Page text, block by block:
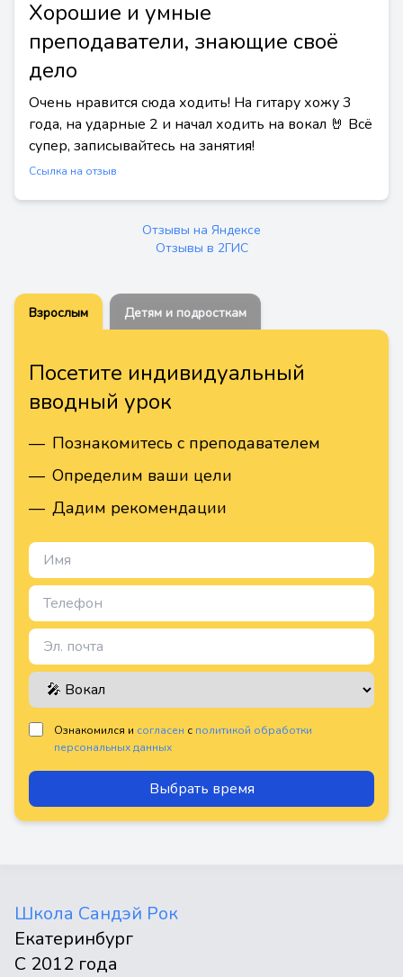
Хорошие и умные
преподаватели, знающие своё
дело
Очень нравится сюда ходить! На гитару хожу 3
года, на ударные 2 и начал ходить на вокал 🤘 Всё
супер, записывайтесь на занятия!
Ссылка на отзыв
Отзывы на Яндексе
Отзывы в 2ГИС
Взрослым Детям и подросткам
Посетите индивидуальный
вводный урок
— Познакомитесь с преподавателем
— Определим ваши цели
— Дадим рекомендации
Ознакомился и согласен с политикой обработки
персональных данных
Выбрать время
Школа Сандэй Рок
Екатеринбург
С 2012 года